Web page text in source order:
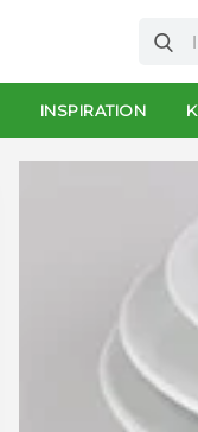
INSPIRATION